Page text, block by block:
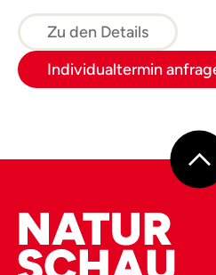
und Sumava liegt und
ehemalige
Zu den Details
Individualtermin